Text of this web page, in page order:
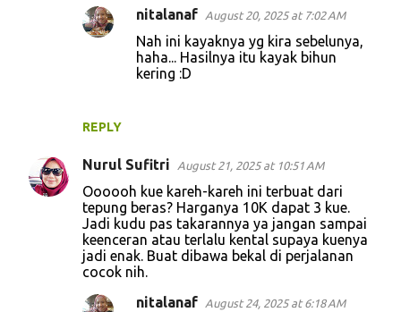
REPLY
nitalanaf August 20, 2025 at 7:02 AM
Nah ini kayaknya yg kira sebelunya,
haha... Hasilnya itu kayak bihun
kering :D
Nurul Sufitri August 21, 2025 at 10:51 AM
Oooooh kue kareh-kareh ini terbuat dari
tepung beras? Harganya 10K dapat 3 kue.
Jadi kudu pas takarannya ya jangan sampai
keenceran atau terlalu kental supaya kuenya
jadi enak. Buat dibawa bekal di perjalanan
cocok nih.
nitalanaf August 24, 2025 at 6:18 AM